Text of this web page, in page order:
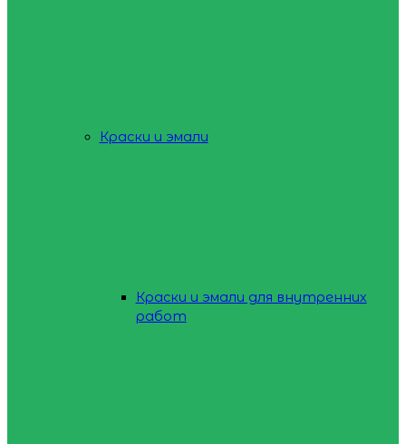
Краски и эмали
Краски и эмали для внутренних
работ